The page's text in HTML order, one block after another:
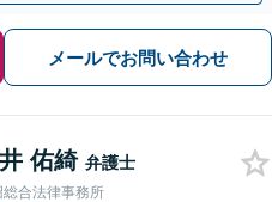
メールでお問い合わせ
佑綺 弁護士
総合法律事務所